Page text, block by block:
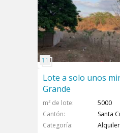
Lote a solo unos
Grande
m² de lote
5000
Cantón
Santa
Categoría